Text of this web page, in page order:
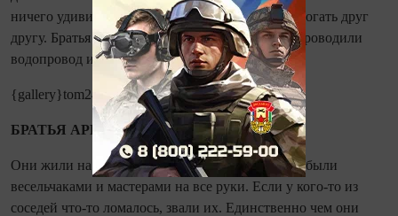
ничего удивительного, ведь соседи должны помогать друг
другу. Братья Арефьевы, например, бесплатно проводили
водопровод и канализацию всей округе.
{gallery}tom24{/gallery}
БРАТЬЯ АРЕФЬЕВЫ
Они жили на втором этаже дома напротив. Оба были
весельчаками и мастерами на все руки. Если у кого‑то из
соседей что‑то ломалось, звали их. Единственно чем они